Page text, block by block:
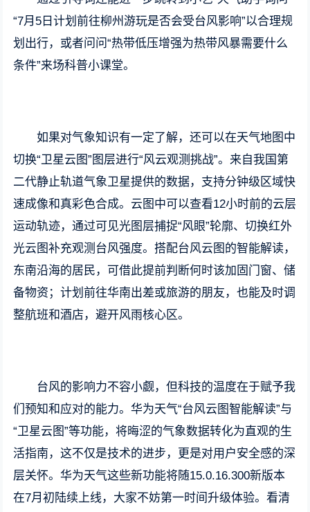
“7月5日计划前往柳州游玩是否会受台风影响”以合理规
划出行，或者问问“热带低压增强为热带风暴需要什么
条件”来场科普小课堂。
如果对气象知识有一定了解，还可以在天气地图中
切换“卫星云图”图层进行“风云观测挑战”。来自我国第
二代静止轨道气象卫星提供的数据，支持分钟级区域快
速成像和真彩色合成。云图中可以查看12小时前的云层
运动轨迹，通过可见光图层捕捉“风眼”轮廓、切换红外
光云图补充观测台风强度。搭配台风云图的智能解读，
东南沿海的居民，可借此提前判断何时该加固门窗、储
备物资；计划前往华南出差或旅游的朋友，也能及时调
整航班和酒店，避开风雨核心区。
台风的影响力不容小觑，但科技的温度在于赋予我
们预知和应对的能力。华为天气“台风云图智能解读”与
“卫星云图”等功能，将晦涩的气象数据转化为直观的生
活指南，这不仅是技术的进步，更是对用户安全感的深
层关怀。华为天气这些新功能将随15.0.16.300新版本
在7月初陆续上线，大家不妨第一时间升级体验。看清